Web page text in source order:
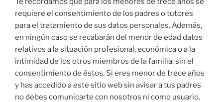
requiere el consentimiento de los padres o tutores
para el tratamiento de sus datos personales. Además,
en ningún caso se recabarán del menor de edad datos
relativos a la situación profesional, económica o a la
intimidad de los otros miembros de la familia, sin el
consentimiento de éstos. Si eres menor de trece años
y has accedido a este sitio web sin avisar a tus padres
no debes comunicarte con nosotros ni como usuario.